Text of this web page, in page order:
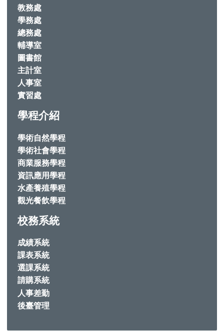
教務處
學務處
總務處
輔導室
圖書館
主計室
人事室
實習處
學程介紹
學術自然學程
學術社會學程
商業服務學程
資訊應用學程
水產養殖學程
觀光餐飲學程
校務系統
成績系統
課表系統
選課系統
請購系統
人事差勤
後臺管理